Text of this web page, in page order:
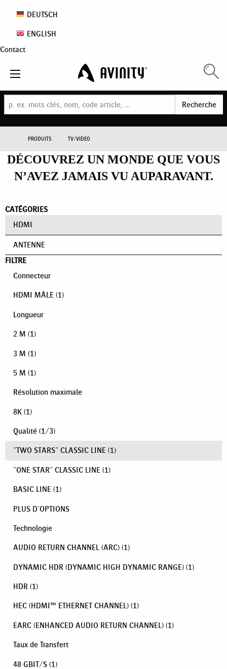
DEUTSCH
ENGLISH
Contact
Recherche
PRODUITS TV/VIDEO
DÉCOUVREZ UN MONDE QUE VOUS
N’AVEZ JAMAIS VU AUPARAVANT.
CATÉGORIES
HDMI
ANTENNE
FILTRE
Connecteur
HDMI MÂLE (1)
Longueur
2 M (1)
3 M (1)
5 M (1)
Résolution maximale
8K (1)
Qualité (1/3)
"TWO STARS" CLASSIC LINE (1)
"ONE STAR" CLASSIC LINE (1)
BASIC LINE (1)
PLUS D'OPTIONS
Technologie
AUDIO RETURN CHANNEL (ARC) (1)
DYNAMIC HDR (DYNAMIC HIGH DYNAMIC RANGE) (1)
HDR (1)
HEC (HDMI™ ETHERNET CHANNEL) (1)
EARC (ENHANCED AUDIO RETURN CHANNEL) (1)
Taux de Transfert
48 GBIT/S (1)